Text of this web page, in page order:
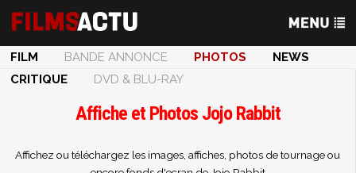
FILM BANDE ANNONCE PHOTOS
NEWS
CRITIQUE
DVD & BLU-RAY
Affiche et Photos Jojo Rabbit
Affichez ou téléchargez les images, affiches, photos de tournage ou